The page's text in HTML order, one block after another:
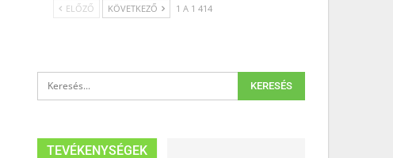
ELŐZŐ KÖVETKEZŐ 1 A 1 414
TEVÉKENYSÉGEK